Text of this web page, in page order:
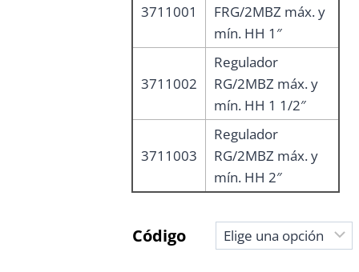
3711001
FRG/2MBZ máx. y
mín. HH 1″
3711002
Regulador
RG/2MBZ máx. y
mín. HH 1 1/2″
3711003
Regulador
RG/2MBZ máx. y
mín. HH 2″
Código